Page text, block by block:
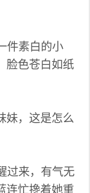
件素白的小
脸色苍白如纸
妹，这是怎么
过来，有气无
连忙搀着她重